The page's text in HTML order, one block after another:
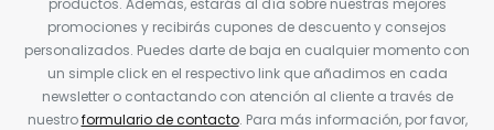
productos. Además, estarás al día sobre nuestras mejores
promociones y recibirás cupones de descuento y consejos
personalizados. Puedes darte de baja en cualquier momento con
un simple click en el respectivo link que añadimos en cada
newsletter o contactando con atención al cliente a través de
nuestroformulario de contacto. Para más información, por favor,